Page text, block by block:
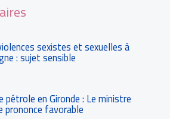
sexistes et sexuelles à
: sujet sensible
pétrole en Gironde : Le ministre
prononce favorable